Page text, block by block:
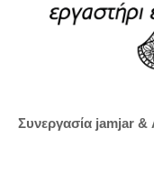
Συνεργασία jamjar &